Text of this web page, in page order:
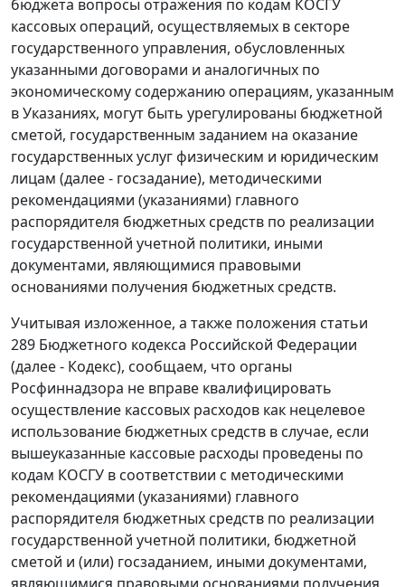
бюджета вопросы отражения по кодам КОСГУ
кассовых операций, осуществляемых в секторе
государственного управления, обусловленных
указанными договорами и аналогичных по
экономическому содержанию операциям, указанным
в Указаниях, могут быть урегулированы бюджетной
сметой, государственным заданием на оказание
государственных услуг физическим и юридическим
лицам (далее - госзадание), методическими
рекомендациями (указаниями) главного
распорядителя бюджетных средств по реализации
государственной учетной политики, иными
документами, являющимися правовыми
основаниями получения бюджетных средств.
Учитывая изложенное, а также положения статьи
289 Бюджетного кодекса Российской Федерации
(далее - Кодекс), сообщаем, что органы
Росфиннадзора не вправе квалифицировать
осуществление кассовых расходов как нецелевое
использование бюджетных средств в случае, если
вышеуказанные кассовые расходы проведены по
кодам КОСГУ в соответствии с методическими
рекомендациями (указаниями) главного
распорядителя бюджетных средств по реализации
государственной учетной политики, бюджетной
сметой и (или) госзаданием, иными документами,